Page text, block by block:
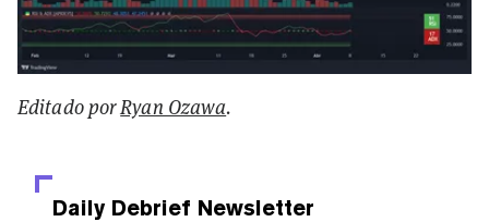
Editado porRyan Ozawa.
Daily Debrief Newsletter